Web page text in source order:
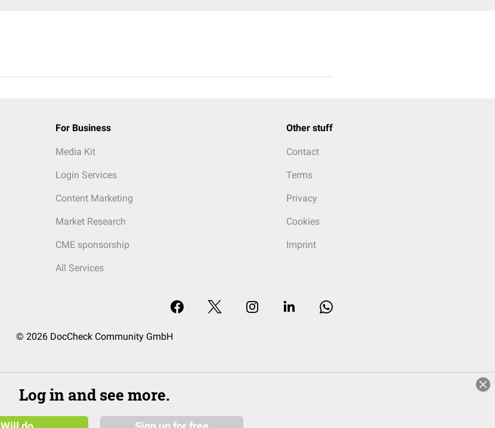
For Business
Media Kit
Login Services
Content Marketing
Market Research
CME sponsorship
All Services
Other stuff
Contact
Terms
Privacy
Cookies
Imprint
© 2026 DocCheck Community GmbH
Log in and see more.